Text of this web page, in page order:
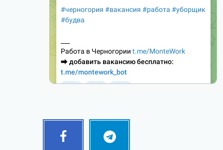
Facebook Telegram
Follow